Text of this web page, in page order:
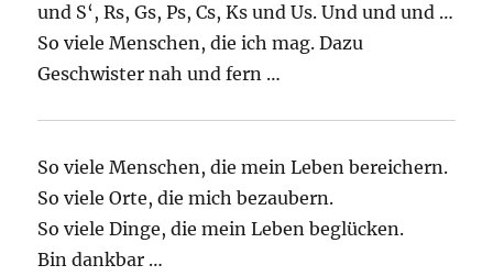
und S‘, Rs, Gs, Ps, Cs, Ks und Us. Und und und …
So viele Menschen, die ich mag. Dazu
Geschwister nah und fern …
So viele Menschen, die mein Leben bereichern.
So viele Orte, die mich bezaubern.
So viele Dinge, die mein Leben beglücken.
Bin dankbar …